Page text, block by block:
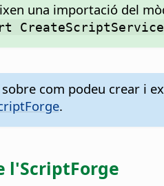
una importació del
CreateScriptService
com podeu crear i
.
l'ScriptForge